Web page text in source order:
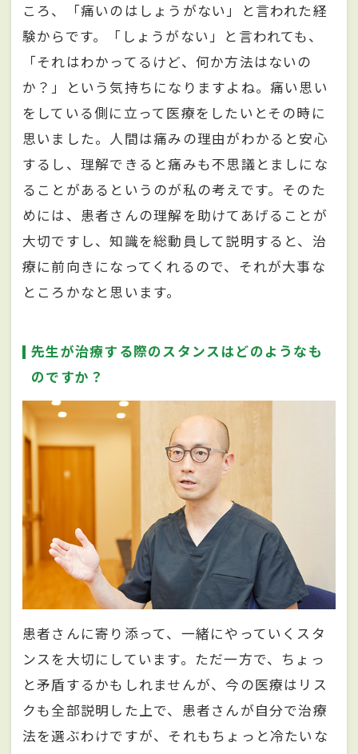
ころ、「痛いのはしょうがない」と言われた経
験からです。「しょうがない」と言われても、
「それはわかってるけど、何か方法はないの
か？」という気持ちになりますよね。痛い思い
をしている側に立って医療をしたいとその時に
思いました。人間は痛みの理由がわかると安心
するし、理解できると痛みも不思議とましにな
ることがあるというのが私の考えです。そのた
めには、患者さんの理解を助けてあげることが
大切ですし、知識を総動員して説明すると、治
療に前向きになってくれるので、それが大事な
ところかなと思います。
先生が治療する際のスタンスはどのようなも
のですか？
患者さんに寄り添って、一緒にやっていくスタ
ンスを大切にしています。ただ一方で、ちょっ
と矛盾するかもしれませんが、今の医療はリス
クも全部説明した上で、患者さんが自分で治療
法を選ぶわけですが、それもちょっと冷たいな